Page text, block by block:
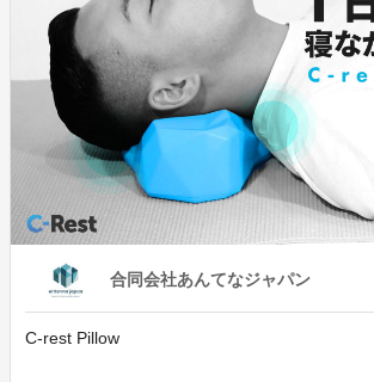
合同会社あんてなジャパン
C-rest Pillow